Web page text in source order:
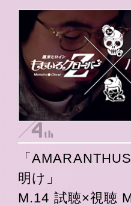
「
明け」
M.14 試聴×視聴